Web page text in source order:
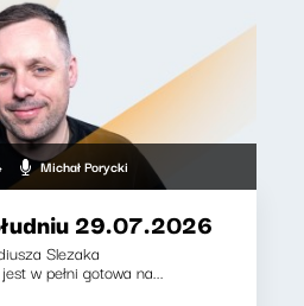
Michał Porycki
29.07.2026
Slezaka
w pełni gotowa na...